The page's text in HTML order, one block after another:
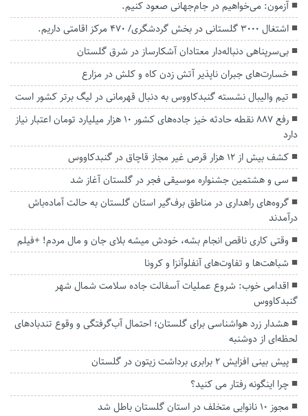
آزمون: می‌خواهیم در جام‌جهانی صعود کنیم.
اشتغال ۳۰۰۰ گلستانی در بخش گردشگری/ ۴۷۰ مرکز اقامتی داریم.
بی‌سرپناهی دنباله‌دار معتادان آشکارساز در شرق گلستان
خسارت‌های جبران ناپذیر آتش زدن کاه و کلش در مزارع
تیم والیبال نشسته گنبدکاووس به دنبال قهرمانی در لیگ برتر کشور است
رفع ۸۸۷ نقطه حادثه خیز جاده‌های کشور ۱۰ هزار میلیارد تومان اعتبار نیاز
دارد
کشف بیش از ۱۲ هزار قرص غیر مجاز قاچاق در گنبدکاووس
سی و هشتمین جشنواره موسیقی فجر در گلستان آغاز شد
گروه‌های راهداری در مناطق برف‌گیر استان گلستان به حالت آماده‌باش
درآمدند
وقتی کاری ناقص انجام بشه، خودش میشه بلای جان و‌ مال مردم! +فیلم
شباهت‌ها و تفاوت‌های آنفلوآنزا و کرونا
اقدامی خوب: شروع عملیات آسفالت جاده سلامت شمال شهر
گنبدکاووس
هشدار زرد هواشناسی برای گلستان؛ احتمال آب‌گرفتگی و وقوع تندباد‌های
لحظه‌ای از دوشنبه
پیش بینی افزایش ۲ برابری برداشت زیتون در گلستان
چرا اینگونه رفتار می کنید؟
مجوز ۱۰ نانوایی متخلف در استان گلستان باطل شد